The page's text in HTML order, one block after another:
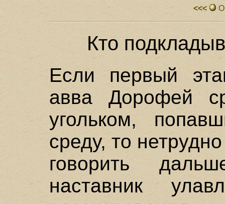
<<<
Кто
Если первый
авва Дорофей
угольком,
среду, то
говорить
наставник